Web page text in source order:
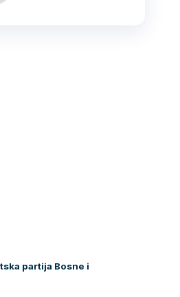
partija Bosne i